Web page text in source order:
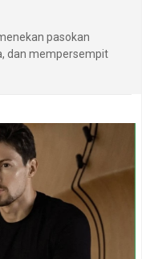
pasokan
dan mempersempit